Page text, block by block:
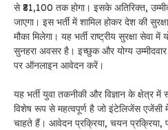
से ₹81,100 तक होगा। इसके अतिरिक्त,
जाएगा। इस भर्ती में शामिल होकर देश की
मौका मिलेगा। यह भर्ती राष्ट्रीय सुरक्षा सेवा
सुनहरा अवसर है। इच्छुक और योग्य
पर ऑनलाइन आवेदन करें।
यह भर्ती युवा तकनीकी और विज्ञान के क्षेत्र में
विशेष रूप से महत्वपूर्ण है जो इंटेलिजेंस एजेंसी
चाहते हैं। आवेदन प्रक्रिया, चयन प्रक्रिया,